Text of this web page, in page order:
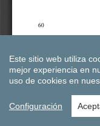
Este sitio web utiliza
mejor experiencia en
uso de cookies en
Configuración